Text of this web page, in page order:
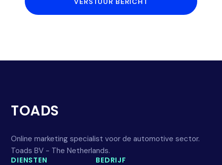
TOADS
Online marketing specialist voor de automotive sector.
Toads BV - The Netherlands.
DIENSTEN
BEDRIJF